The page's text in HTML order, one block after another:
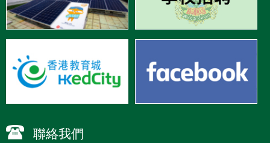
聯絡我們